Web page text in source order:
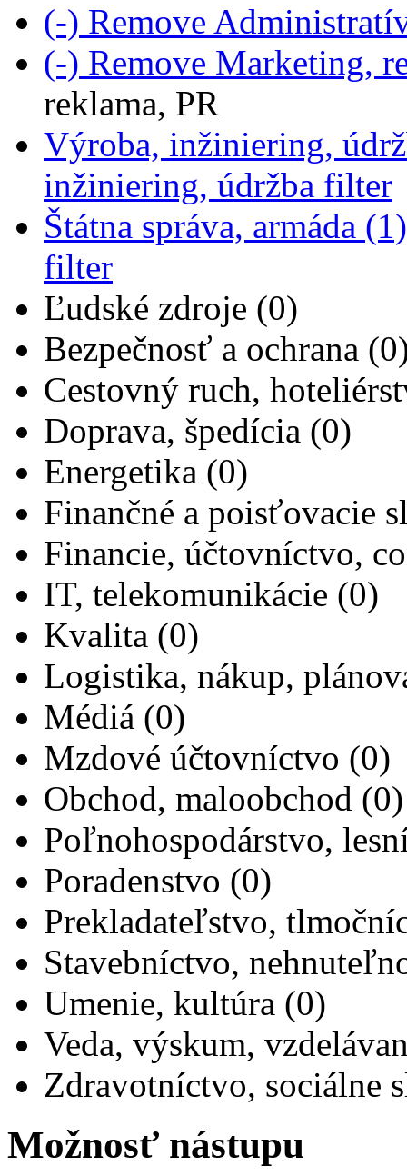
(-) Remove
(-) Remove Marketing,
reklama, PR
Výroba, inžiniering,
inžiniering, údržba filter
Štátna správa, armáda (1)
filter
Ľudské zdroje (0)
Bezpečnosť a ochrana
Cestovný ruch,
Doprava, špedícia (0)
Energetika (0)
Finančné a poisťovacie
Financie, účtovníctvo,
IT, telekomunikácie (0)
Kvalita (0)
Logistika, nákup,
Médiá (0)
Mzdové účtovníctvo (0)
Obchod, maloobchod (0)
Poľnohospodárstvo,
Poradenstvo (0)
Prekladateľstvo,
Stavebníctvo,
Umenie, kultúra (0)
Veda, výskum,
Zdravotníctvo, sociálne
Možnosť nástupu